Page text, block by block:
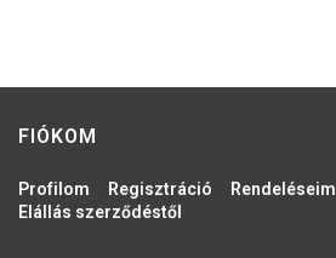
FIÓKOM
Profilom Regisztráció Rendeléseim
Elállás szerződéstől